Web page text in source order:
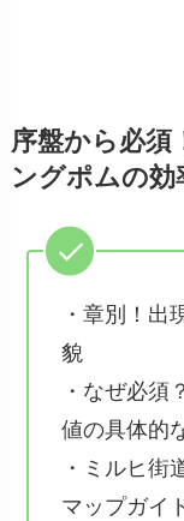
序盤から必須
ングポムの効
・章別！出
貌
・なぜ必須
値の具体的
・ミルヒ街
マップガイ